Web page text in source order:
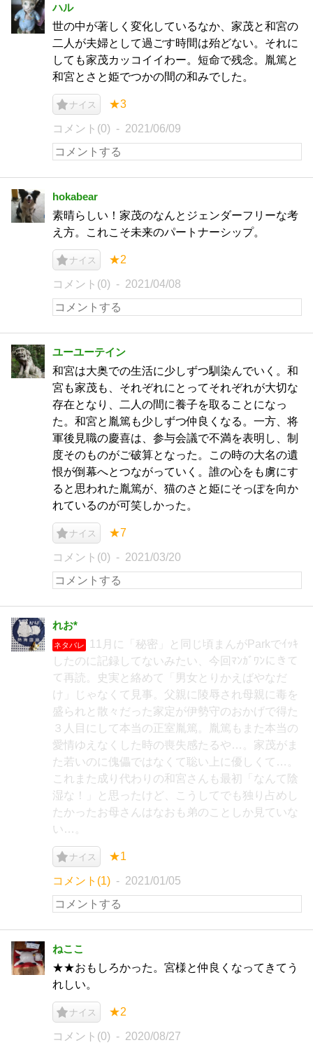
ハル
世の中が著しく変化しているなか、家茂と和宮の
二人が夫婦として過ごす時間は殆どない。それに
しても家茂カッコイイわー。短命で残念。胤篤と
和宮とさと姫でつかの間の和みでした。
ナイス ★3
コメント(0) 2021/06/09
hokabear
素晴らしい！家茂のなんとジェンダーフリーな考
え方。これこそ未来のパートナーシップ。
ナイス ★2
コメント(0) 2021/04/08
ユーユーテイン
和宮は大奥での生活に少しずつ馴染んでいく。和
宮も家茂も、それぞれにとってそれぞれが大切な
存在となり、二人の間に養子を取ることになっ
た。和宮と胤篤も少しずつ仲良くなる。一方、将
軍後見職の慶喜は、参与会議で不満を表明し、制
度そのものがご破算となった。この時の大名の遺
恨が倒幕へとつながっていく。誰の心をも虜にす
ると思われた胤篤が、猫のさと姫にそっぽを向か
れているのが可笑しかった。
ナイス ★7
コメント(0) 2021/03/20
れお*
ネタバレ
11月に「秘密」と同じ頃まんがParkでｲｯｷ
したのに記録してないみたい、今回ﾏﾝｶﾞﾜﾝにきて
て再読。史実と絡めて「男女とりかえばやなだ
け」じゃなくて見事。父親に陵辱され母親に毒を
盛られと散々だった家定が伊勢守のおかげで得た
３人目にして本当の正室胤篤。胤篤もまた本当の
愛情ゆえなくした時の喪失感たるや…。家茂がま
た若いのに傀儡ではなくて聡い上に優しくて…。
これまた成り代わりの和宮さんも最初「なんて陰
湿な！」と思ったけど、こうしてでも独り占めし
たかったお母さんはなおも弟のことしか見ていな
い…。
ナイス ★1
コメント(1) 2021/01/05
ねここ
★★おもしろかった。宮様と仲良くなってきてう
れしい。
ナイス ★2
コメント(0) 2020/08/27